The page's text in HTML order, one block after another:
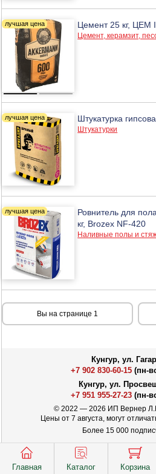
Главная Каталог Корзина
Цемент 25 кг, ЦЕМ
Цемент, керамзит,
Штукатурка
Штукатурки
Ровнитель для
кг, Brozex NF-420
Наливные полы и
Вы на странице 1
Кунгур, ул.
+7 902 830-60-15 (пн-
Кунгур, ул.
+7 951 955-27-23 (пн-
© 2022 — 2026 ИП Вернер
Цены от 7 августа, могут
Более 15 000